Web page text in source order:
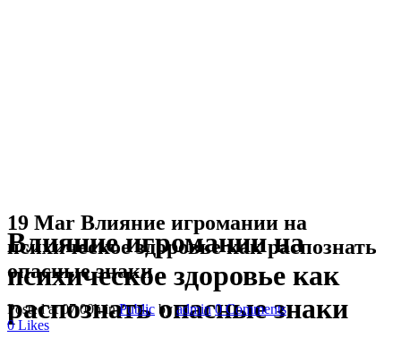
Влияние игромании на
психическое здоровье как
распознать опасные знаки
19 Mar Влияние игромании на
психическое здоровье как распознать
опасные знаки
Posted at 07:00hinPublic byadmin 0 Comments
0Likes